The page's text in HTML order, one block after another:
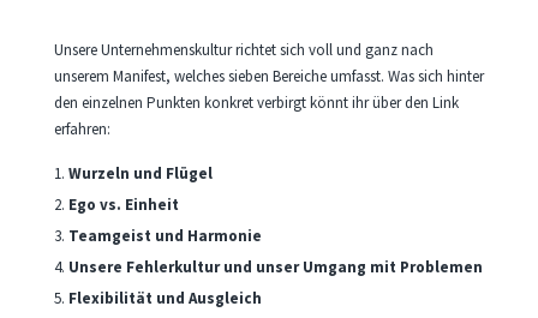
Unsere Unternehmenskultur richtet sich voll und ganz nach
unserem Manifest, welches sieben Bereiche umfasst. Was sich hinter
den einzelnen Punkten konkret verbirgt könnt ihr über den Link
erfahren:
Wurzeln und Flügel
Ego vs. Einheit
Teamgeist und Harmonie
Unsere Fehlerkultur und unser Umgang mit Problemen
Flexibilität und Ausgleich